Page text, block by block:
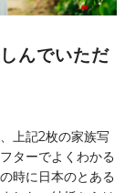
んでいただ
上記2枚の家族写
ターでよくわかる
時に日本のとある